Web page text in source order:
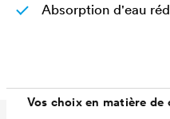
Vos choix en matière de
Absorption d'eau